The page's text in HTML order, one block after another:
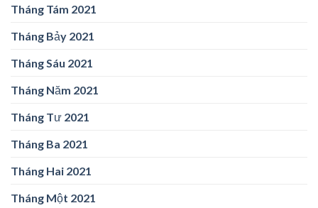
Tháng Tám 2021
Tháng Bảy 2021
Tháng Sáu 2021
Tháng Năm 2021
Tháng Tư 2021
Tháng Ba 2021
Tháng Hai 2021
Tháng Một 2021